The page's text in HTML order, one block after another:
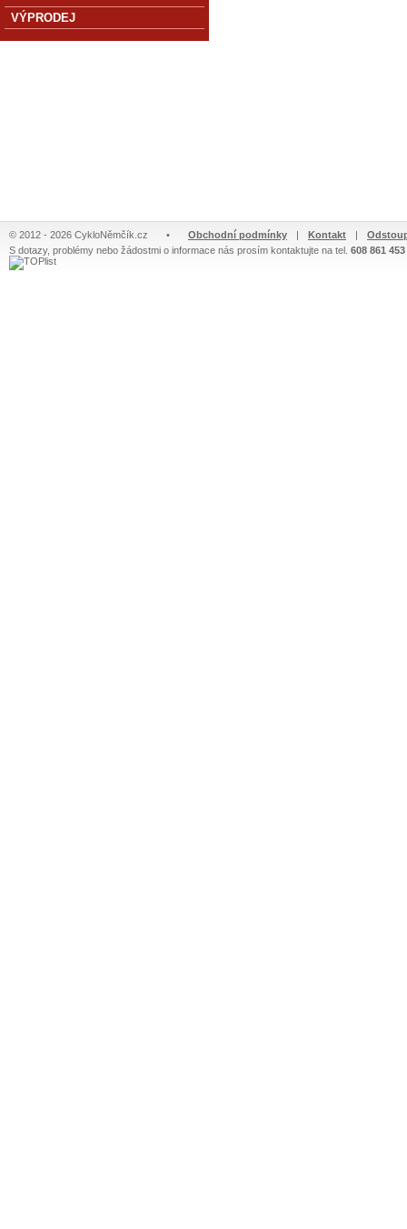
VÝPRODEJ
© 2012 - 2026 CykloNěmčík.cz • Obchodní podmínky | Kontakt |
S dotazy, problémy nebo žádostmi o informace nás prosím kontaktujte na tel. 608 861 453